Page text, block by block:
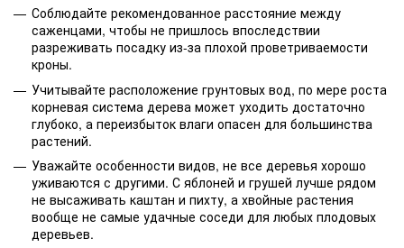
Соблюдайте рекомендованное расстояние между
саженцами, чтобы не пришлось впоследствии
разреживать посадку из-за плохой проветриваемости
кроны.
Учитывайте расположение грунтовых вод, по мере роста
корневая система дерева может уходить достаточно
глубоко, а переизбыток влаги опасен для большинства
растений.
Уважайте особенности видов, не все деревья хорошо
уживаются с другими. С яблоней и грушей лучше рядом
не высаживать каштан и пихту, а хвойные растения
вообще не самые удачные соседи для любых плодовых
деревьев.